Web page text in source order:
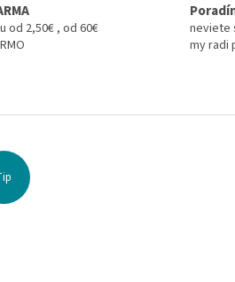
od 2,50€ , od 60€
neviete
my radi